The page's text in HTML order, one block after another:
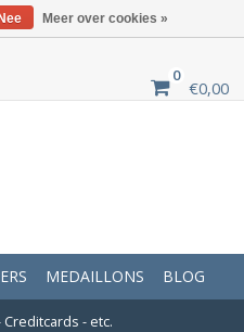
0
€0,00
MEDAILLONS BLOG
Creditcards - etc.
Nee Meer over cookies »